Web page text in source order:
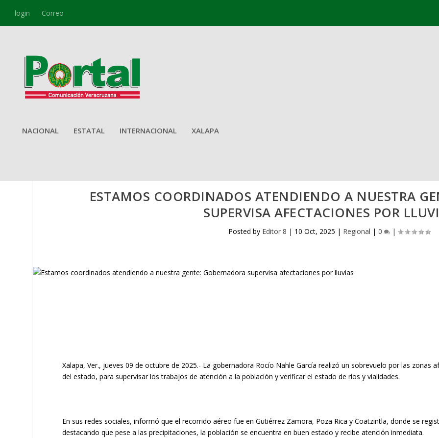
login Correo
NACIONAL ESTATAL INTERNACIONAL XALAPA
ESTAMOS COORDINADOS ATENDIENDO A NUESTRA
SUPERVISA AFECTACIONES POR
Posted by Editor 8 | 10 Oct, 2025 | Regional | 0 |
Xalapa, Ver., jueves 09 de octubre de 2025.- La gobernadora Rocío Nahle García realizó un sobrevuelo por las zonas
del estado, para supervisar los trabajos de atención a la población y verificar el estado de ríos y vialidades.
En sus redes sociales, informó que el recorrido aéreo fue en Gutiérrez Zamora, Poza Rica y Coatzintla, donde se
destacando que pese a las precipitaciones, la población se encuentra en buen estado y recibe atención inmediata.